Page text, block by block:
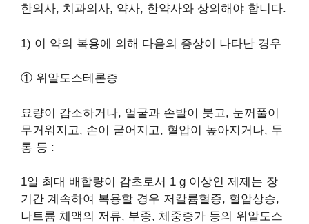
한의사, 치과의사, 약사, 한약사와 상의해야 합니다.
1) 이 약의 복용에 의해 다음의 증상이 나타난 경우
① 위알도스테론증
요량이 감소하거나, 얼굴과 손발이 붓고, 눈꺼풀이
무거워지고, 손이 굳어지고, 혈압이 높아지거나, 두
통 등 :
1일 최대 배합량이 감초로서 1 g 이상인 제제는 장
기간 계속하여 복용할 경우 저칼륨혈증, 혈압상승,
나트륨 체액의 저류, 부종, 체중증가 등의 위알도스